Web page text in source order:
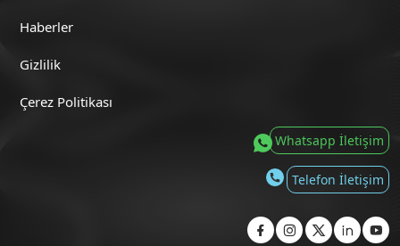
Veşaire Veşaire (11 Haziran 2020)
Haberler
Gizlilik
Çerez Politikası
Whatsapp İletişim
Telefon İletişim